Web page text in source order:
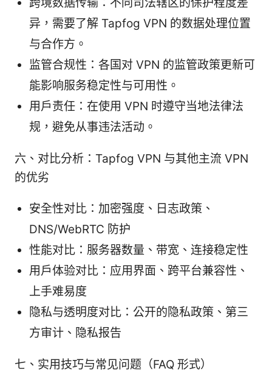
跨境数据传输：不同司法辖区的保护程度差
异，需要了解 Tapfog VPN 的数据处理位置
与合作方。
监管合规性：各国对 VPN 的监管政策更新可
能影响服务稳定性与可用性。
用户责任：在使用 VPN 时遵守当地法律法
规，避免从事违法活动。
六、对比分析：Tapfog VPN 与其他主流 VPN
的优劣
安全性对比：加密强度、日志政策、
DNS/WebRTC 防护
性能对比：服务器数量、带宽、连接稳定性
用户体验对比：应用界面、跨平台兼容性、
上手难易度
隐私与透明度对比：公开的隐私政策、第三
方审计、隐私报告
七、实用技巧与常见问题（FAQ 形式）